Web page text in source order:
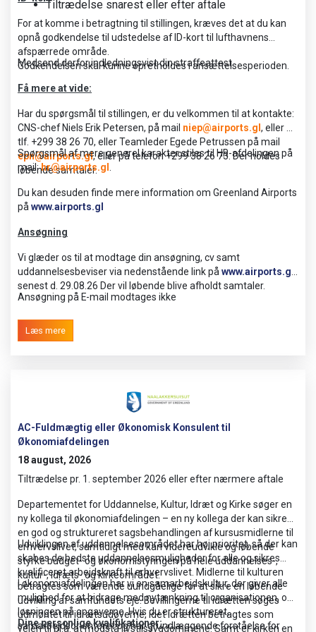
Tiltrædelse snarest eller efter aftale
For at komme i betragtning til stillingen, kræves det at du kan
opnå godkendelse til udstedelse af ID-kort til lufthavnens
afspærrede område.
Godkendelsen skal kunne opretholdes i ansættelsesperioden.
Medsend derfor indledningsvist din straffeattest.
Få mere at vide:
Har du spørgsmål til stillingen, er du velkommen til at kontakte:
CNS-chef Niels Erik Petersen, på mail niep@airports.gl, eller på
tlf. +299 38 26 70, eller Teamleder Egede Petrussen på mail
epn@airports.gl, eller på telefon +299 38 26 73. Der holdes
løbende samtaler.
Spørgsmål af mere generel karakter stiles til HR-afdelingen på
mail:hr@airports.gl
Du kan desuden finde mere information om Greenland Airports
på www.airports.gl
Ansøgning
Vi glæder os til at modtage din ansøgning, cv samt
uddannelsesbeviser via nedenstående link på www.airports.gl
senest d. 29.08.26 Der vil løbende blive afholdt samtaler.
Ansøgning på E-mail modtages ikke
Læs mere
AC-Fuldmægtig eller Økonomisk Konsulent til
Økonomiafdelingen
18 august, 2026
Tiltrædelse pr. 1. september 2026 eller efter nærmere aftale
Departementet for Uddannelse, Kultur, Idræt og Kirke søger en
ny kollega til økonomiafdelingen – en ny kollega der kan sikre
en god og struktureret sagsbehandlingen af kursusmidlerne til
erhvervslivet, samtidigt med kan videreudvikle og løbende
styrke budget- og økonomistyringen på hele uddannelses-,
kultur-, idræts- og kirkeområdet.
Udviklingen af uddannelsesområdet har høj prioritet, så der kan
skabes de bedste uddannelsesmuligheder for alle og sikres
kvalificeret arbejdskraft til erhvervslivet. Midlerne til kulturen
betragtes som værende uundgåelige for at sikre en løbende
udvikling af samfundets eje. Bevillingerne til idrætten søges
udmøntet til idrætsudøverne, idet idrætten betragtes som
vejen til bl.a. at modstå livstilssygdommene. Samt er kirken en
I økonomiafdelingen har vi en samarbejdskultur, der giver alle
mulighed for at bidrage med nytænkning til organisationen, og
løsningen på opgaverne. Hvis du er struktureret,
samarbejdsorienteret og har grundlæggende forståelse for
Dine personlige kvalifikationer: